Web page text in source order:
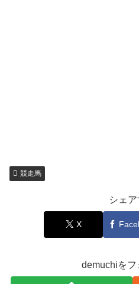
競走馬
シェア
X
demuchiをフ